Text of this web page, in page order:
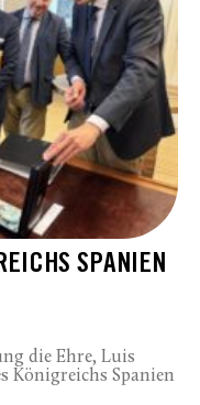
SPANIEN
die Ehre, Luis
Königreichs Spanien